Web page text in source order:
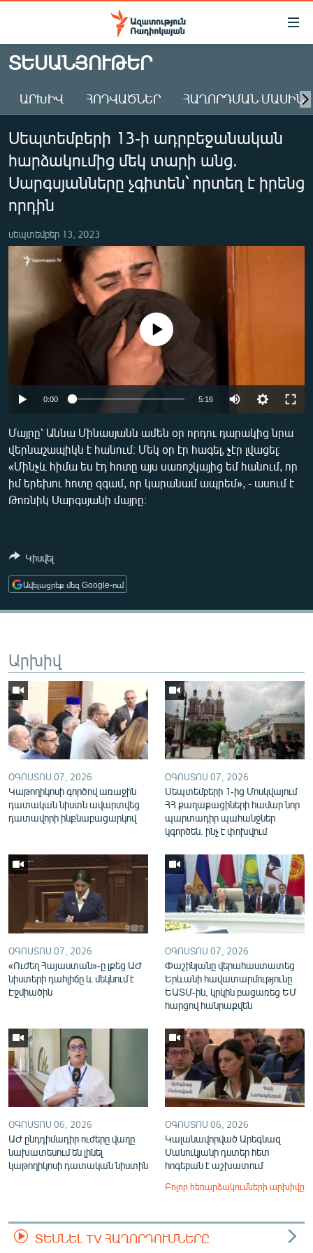
Մատչելիության
Անցնել
հիմնական
Անցնել
հիմնական
մենյուին
Որոնում
ԱԶԱՏՈՒԹՅՈՒՆ TV
ՀԱՅԱՍՏԱՆ
ԸՆՏՐՈՒԹՅՈՒՆՆԵՐ 2026
ԻՐԱՎՈՒՆՔ
ՀԱՍԱՐԱԿՈՒԹՅՈՒՆ
ՂԱՐԱԲԱՂ
ՊԱՏԵՐԱԶՄԻ 6 ՇԱԲԱԹՆԵՐԸ
ՏԱՐԱԾԱՇՐՋԱՆ
ՄԻՋԱԶԳԱՅԻՆ
ՄՇԱԿՈՒՅԹ
ՍՊՈՐՏ
ՄԵԿՆԱԲԱՆՈՒԹՅՈՒՆ
ՏՏ ԵՒ ԻՆՏԵՐՆԵՏ
ԿՈՐՈՆԱՎԻՐՈՒՍ
ԱՐԽԻՎ
ՏԵՍԱՆՅՈՒԹԵՐ
ՁԳՏԵԼՈՎ ԼԱՎԱԳՈՒՅՆԻՆ
ՓՈԴՔԱՍԹ
Հայերեն
Русский
ՀԵՏԵՎԵՔ ՄԵԶ
«Ազատության» բոլոր կայքերը
ՏԵՍԱՆՅՈՒԹԵՐ
ԱՐԽԻՎ ՀՈԴՎԱԾՆԵՐ ՀԱՂՈՐԴՄԱՆ ՄԱՍԻՆ
Սեպտեմբերի 13-ի ադրբեջանական
հարձակումից մեկ տարի անց.
Սարգսյանները չգիտեն՝ որտեղ է իրենց
որդին
սեպտեմբեր 13, 2023
Auto 240p 360p 480p
No media source currently available
0:00 5:16
360p
480p
Մայրը՝ Աննա Մինասյանն ամեն օր որդու դարակից նրա
վերնաշապիկն է հանում։ Մեկ օր էր հագել, չէր լվացել։
«Մինչև հիմա ես էդ հոտը այս սառոշկայից եմ հանում, որ
իմ երեխու հոտը զգամ, որ կարանամ ապրեմ», - ասում է
Թոռնիկ Սարգսյանի մայրը։
Կիսվել
Ավելացրեք մեզ Google-ում
Արխիվ
ՕԳՈՍՏՈՍ 07, 2026
Կաթողիկոսի գործով առաջին
դատական նիստն ավարտվեց
դատավորի ինքնաբացարկով
ՕԳՈՍՏՈՍ 07, 2026
Սեպտեմբերի 1-ից Մոսկվայում
ՀՀ քաղաքացիների համար նոր
պարտադիր պահանջներ
կգործեն. ինչ է փոխվում
ՕԳՈՍՏՈՍ 07, 2026
«Ուժեղ Հայաստան»-ը լքեց ԱԺ
նիստերի դահլիճը և մեկնում է
Էջմիածին
ՕԳՈՍՏՈՍ 07, 2026
Փաշինյանը վերահաստատեց
Երևանի հավատարմությունը
ԵԱՏՄ-ին, կրկին բացառեց ԵՄ
հարցով հանրաքվեն
ՕԳՈՍՏՈՍ 06, 2026
ԱԺ ընդդիմադիր ուժերը վաղը
նախատեսում են լինել
կաթողիկոսի դատական նիստին
ՕԳՈՍՏՈՍ 06, 2026
Կալանավորված Արեգնազ
Մանուկյանի դստեր հետ
հոգեբան է աշխատում
Բոլոր հեռարձակումների արխիվը
ՏԵՍՆԵԼ TV ՀԱՂՈՐԴՈՒՄՆԵՐԸ